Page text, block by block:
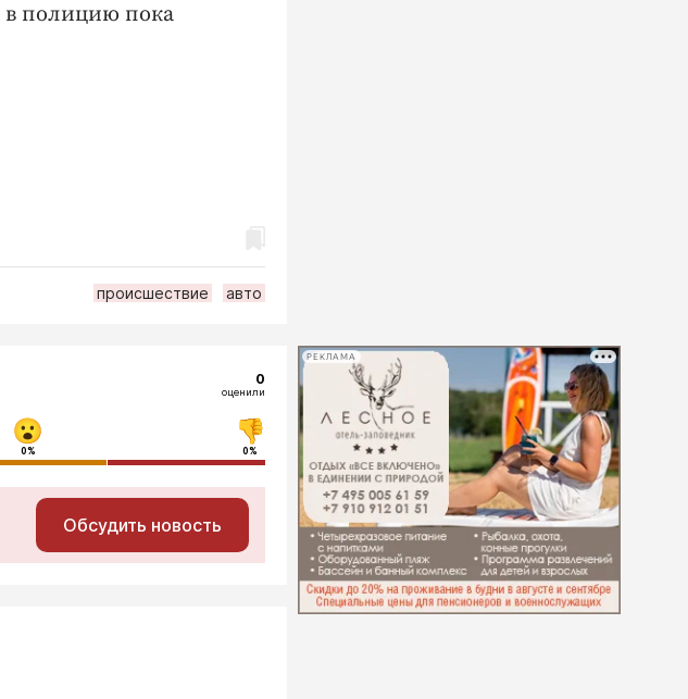
в полицию пока
происшествие авто
0
оценили
0% 0%
Обсудить новость
РЕКЛАМА